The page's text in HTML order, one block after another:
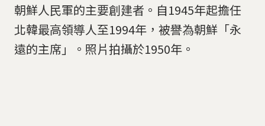
朝鮮人民軍的主要創建者。自1945年起擔任
北韓最高領導人至1994年，被譽為朝鮮「永
遠的主席」。照片拍攝於1950年。